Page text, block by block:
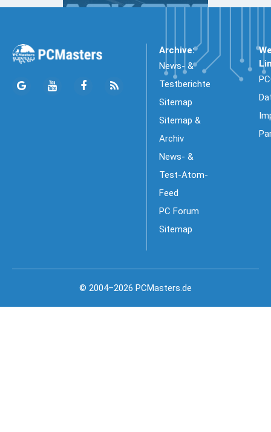
Archive:
News- &
Testberichte
Sitemap
Sitemap &
Archiv
News- &
Test-Atom-
Feed
PC Forum
Sitemap
© 2004–2026 PCMasters.de